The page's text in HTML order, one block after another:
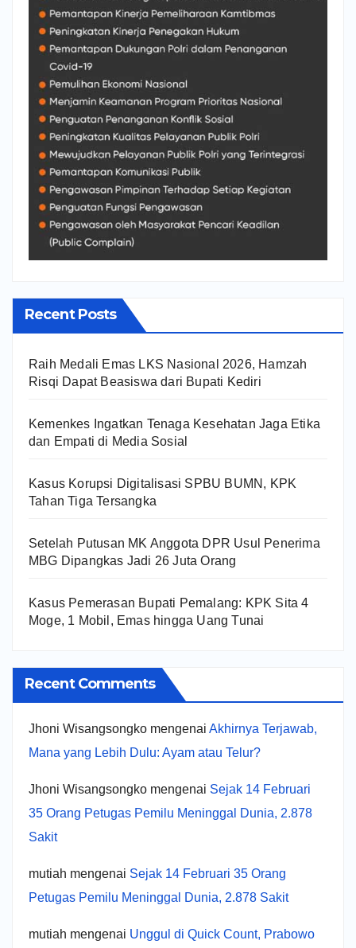
Recent Posts
Raih Medali Emas LKS Nasional 2026, Hamzah
Risqi Dapat Beasiswa dari Bupati Kediri
Kemenkes Ingatkan Tenaga Kesehatan Jaga Etika
dan Empati di Media Sosial
Kasus Korupsi Digitalisasi SPBU BUMN, KPK
Tahan Tiga Tersangka
Setelah Putusan MK Anggota DPR Usul Penerima
MBG Dipangkas Jadi 26 Juta Orang
Kasus Pemerasan Bupati Pemalang: KPK Sita 4
Moge, 1 Mobil, Emas hingga Uang Tunai
Recent Comments
Jhoni Wisangsongko mengenai Akhirnya Terjawab,
Mana yang Lebih Dulu: Ayam atau Telur?
Jhoni Wisangsongko mengenai Sejak 14 Februari
35 Orang Petugas Pemilu Meninggal Dunia, 2.878
Sakit
mutiah mengenai Sejak 14 Februari 35 Orang
Petugas Pemilu Meninggal Dunia, 2.878 Sakit
mutiah mengenai Unggul di Quick Count, Prabowo